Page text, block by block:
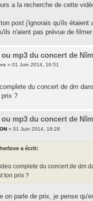
a la recherche de cette
post j'ignorais qu'ils étaient
n'aient pas prévue de
mp3 du concert de
» 01 Juin 2014, 16:51
du concert de dm
prix ?
mp3 du concert de
» 01 Juin 2014, 18:28
a écrit:
complete du concert de dm
ton prix ?
on parle de prix, je pense